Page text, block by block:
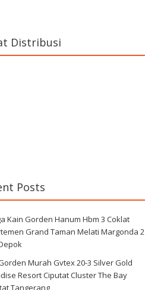
Distribusi
Posts
Kain Gorden Hanum Hbm 3 Coklat
Grand Taman Melati Margonda 2
Murah Gvtex 20-3 Silver Gold
Resort Ciputat Cluster The Bay
Tangerang